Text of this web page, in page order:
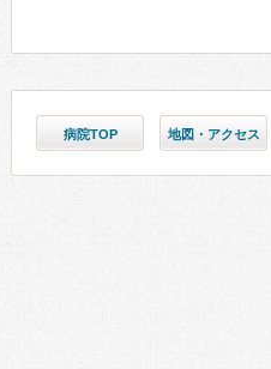
病院TOP 地図・アクセス